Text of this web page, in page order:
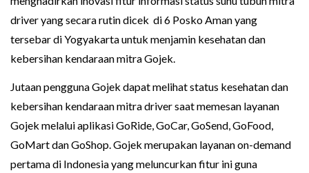
driver yang secara rutin dicek di 6 Posko Aman yang
tersebar di Yogyakarta untuk menjamin kesehatan dan
kebersihan kendaraan mitra Gojek.
Jutaan pengguna Gojek dapat melihat status kesehatan dan
kebersihan kendaraan mitra driver saat memesan layanan
Gojek melalui aplikasi GoRide, GoCar, GoSend, GoFood,
GoMart dan GoShop. Gojek merupakan layanan on-demand
pertama di Indonesia yang meluncurkan fitur ini guna